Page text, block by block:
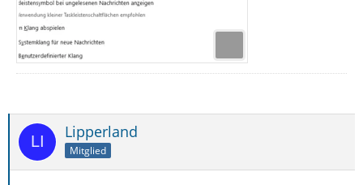
Lipperland
Mitglied